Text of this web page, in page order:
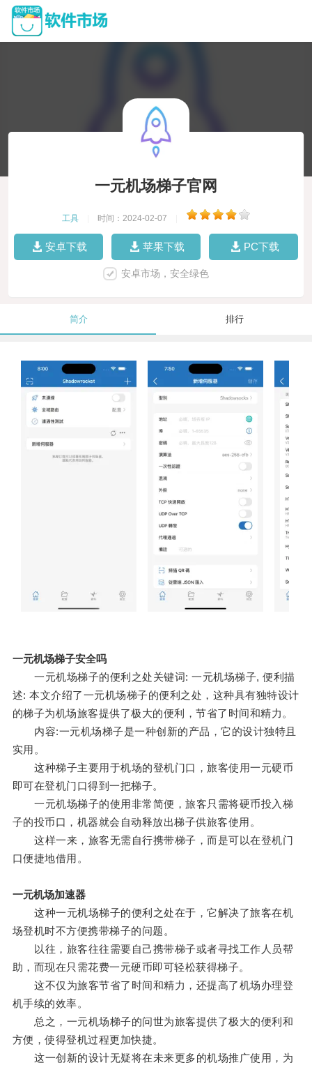
一元机场梯子官网
工具 时间：2024-02-07
安卓下载 苹果下载 PC下载
安卓市场，安全绿色
简介 排行
一元机场梯子安全吗
一元机场梯子的便利之处关键词: 一元机场梯子, 便利描
述: 本文介绍了一元机场梯子的便利之处，这种具有独特设计
的梯子为机场旅客提供了极大的便利，节省了时间和精力。
内容:一元机场梯子是一种创新的产品，它的设计独特且
实用。
这种梯子主要用于机场的登机门口，旅客使用一元硬币
即可在登机门口得到一把梯子。
一元机场梯子的使用非常简便，旅客只需将硬币投入梯
子的投币口，机器就会自动释放出梯子供旅客使用。
这样一来，旅客无需自行携带梯子，而是可以在登机门
口便捷地借用。
一元机场加速器
这种一元机场梯子的便利之处在于，它解决了旅客在机
场登机时不方便携带梯子的问题。
以往，旅客往往需要自己携带梯子或者寻找工作人员帮
助，而现在只需花费一元硬币即可轻松获得梯子。
这不仅为旅客节省了时间和精力，还提高了机场办理登
机手续的效率。
总之，一元机场梯子的问世为旅客提供了极大的便利和
方便，使得登机过程更加快捷。
这一创新的设计无疑将在未来更多的机场推广使用，为